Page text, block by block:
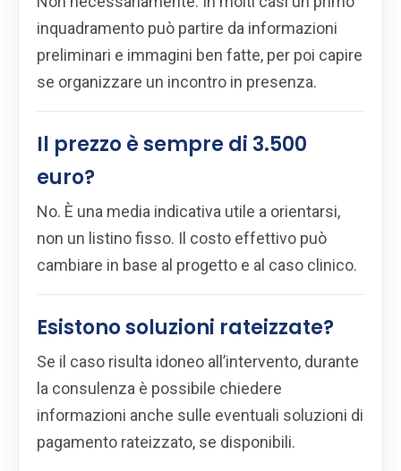
inquadramento può partire da informazioni
preliminari e immagini ben fatte, per poi capire
se organizzare un incontro in presenza.
Il prezzo è sempre di 3.500
euro?
No. È una media indicativa utile a orientarsi,
non un listino fisso. Il costo effettivo può
cambiare in base al progetto e al caso clinico.
Esistono soluzioni rateizzate?
Se il caso risulta idoneo all’intervento, durante
la consulenza è possibile chiedere
informazioni anche sulle eventuali soluzioni di
pagamento rateizzato, se disponibili.